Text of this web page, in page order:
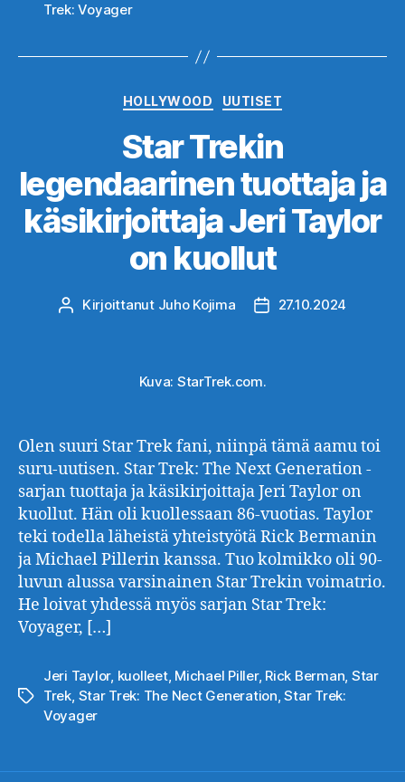
Trek: Voyager
Kategoriat
HOLLYWOOD UUTISET
Star Trekin
legendaarinen tuottaja ja
käsikirjoittaja Jeri Taylor
on kuollut
Kirjoittaja
Kirjoittanut Juho Kojima Julkaisupäivämäärä
27.10.2024
Kuva: StarTrek.com.
Olen suuri Star Trek fani, niinpä tämä aamu toi
suru-uutisen. Star Trek: The Next Generation -
sarjan tuottaja ja käsikirjoittaja Jeri Taylor on
kuollut. Hän oli kuollessaan 86-vuotias. Taylor
teki todella läheistä yhteistyötä Rick Bermanin
ja Michael Pillerin kanssa. Tuo kolmikko oli 90-
luvun alussa varsinainen Star Trekin voimatrio.
He loivat yhdessä myös sarjan Star Trek:
Voyager, […]
Avainsanat
Jeri Taylor, kuolleet, Michael Piller, Rick Berman Star
Trek Star Trek: The Nect Generation ,Star Trek:
Voyager